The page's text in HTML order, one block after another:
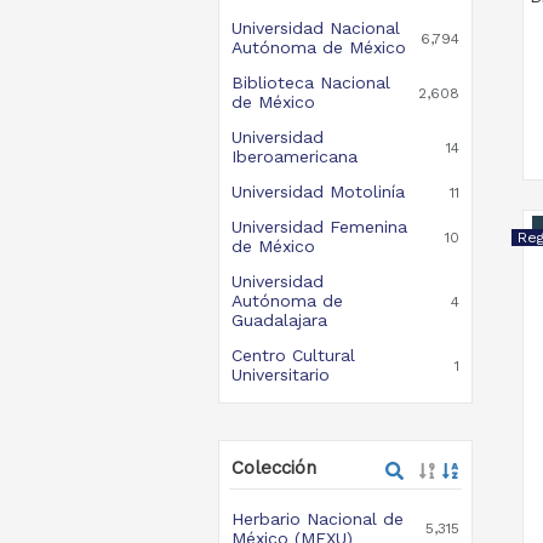
Universidad Nacional
Autónoma de México
6,794
Biblioteca Nacional
de México
2,608
Universidad
Iberoamericana
14
Universidad Motolinía 11
Universidad Femenina
de México
10
Universidad
Autónoma de
Guadalajara
4
Centro Cultural
Universitario
1
Colección
Herbario Nacional de
México (MEXU)
5,315